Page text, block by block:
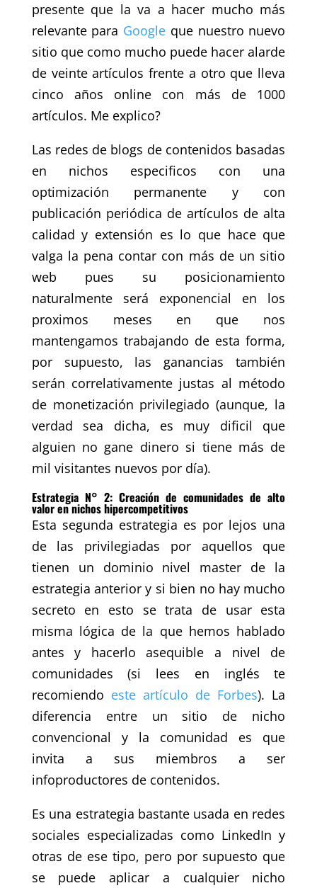
presente que la va a hacer mucho más
relevante para Google que nuestro nuevo
sitio que como mucho puede hacer alarde
de veinte artículos frente a otro que lleva
cinco años online con más de 1000
artículos. Me explico?
Las redes de blogs de contenidos basadas
en nichos especificos con una
optimización permanente y con
publicación periódica de artículos de alta
calidad y extensión es lo que hace que
valga la pena contar con más de un sitio
web pues su posicionamiento
naturalmente será exponencial en los
proximos meses en que nos
mantengamos trabajando de esta forma,
por supuesto, las ganancias también
serán correlativamente justas al método
de monetización privilegiado (aunque, la
verdad sea dicha, es muy dificil que
alguien no gane dinero si tiene más de
mil visitantes nuevos por día).
Estrategia N° 2: Creación de comunidades de alto
valor en nichos hipercompetitivos
Esta segunda estrategia es por lejos una
de las privilegiadas por aquellos que
tienen un dominio nivel master de la
estrategia anterior y si bien no hay mucho
secreto en esto se trata de usar esta
misma lógica de la que hemos hablado
antes y hacerlo asequible a nivel de
comunidades (si lees en inglés te
recomiendo este artículo de Forbes). La
diferencia entre un sitio de nicho
convencional y la comunidad es que
invita a sus miembros a ser
infoproductores de contenidos.
Es una estrategia bastante usada en redes
sociales especializadas como LinkedIn y
otras de ese tipo, pero por supuesto que
se puede aplicar a cualquier nicho